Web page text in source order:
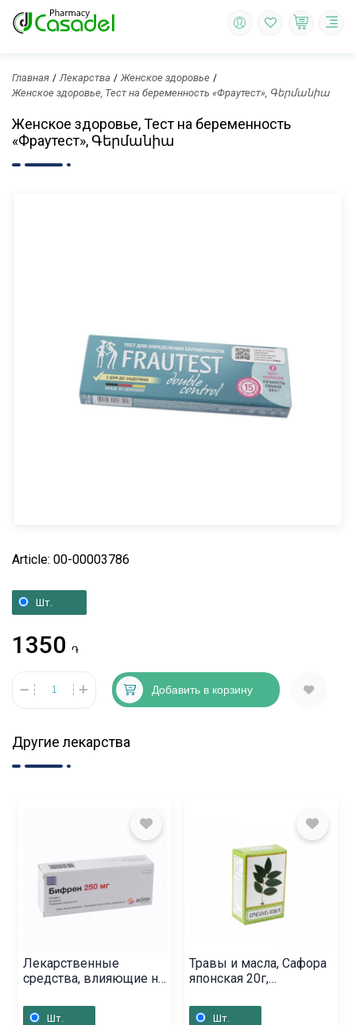
Главная Лекарства
Женское здоровье
Женское здоровье, Тест на беременность «Фраутест», Գերմանիա
Женское здоровье, Тест на беременность
«Фраутест», Գերմանիա
Article: 00-00003786
Шт.
1350 ֏
Добавить в корзину
Другие лекарства
Лекарственные
средства, влияющие на
«Левоком» 250мг,
Шт.
Травы и масла, Сафора
японская 20г,
Шт.